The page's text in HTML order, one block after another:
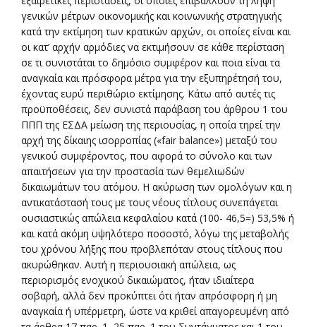
γενικών μέτρων οικονομικής και κοινωνικής στρατηγικής
κατά την εκτίμηση των κρατικών αρχών, οι οποίες είναι και
οι κατ’ αρχήν αρμόδιες να εκτιμήσουν σε κάθε περίσταση
σε τι συνιστάται το δημόσιο συμφέρον και ποια είναι τα
αναγκαία και πρόσφορα μέτρα για την εξυπηρέτησή του,
έχοντας ευρύ περιθώριο εκτίμησης. Κάτω από αυτές τις
προϋποθέσεις, δεν συνιστά παράβαση του άρθρου 1 του
ΠΠΠ της ΕΣΔΑ μείωση της περιουσίας, η οποία τηρεί την
αρχή της δίκαιης ισορροπίας («fair balance») μεταξύ του
γενικού συμφέροντος, που αφορά το σύνολο και των
απαιτήσεων για την προστασία των θεμελιωδών
δικαιωμάτων του ατόμου. Η ακύρωση των ομολόγων και η
αντικατάστασή τους με τους νέους τίτλους συνεπάγεται
ουσιαστικώς απώλεια κεφαλαίου κατά (100- 46,5=) 53,5% ή
και κατά ακόμη υψηλότερο ποσοστό, λόγω της μεταβολής
του χρόνου λήξης που προβλεπόταν στους τίτλους που
ακυρώθηκαν. Αυτή η περιουσιακή απώλεια, ως
περιορισμός ενοχικού δικαιώματος, ήταν ιδιαίτερα
σοβαρή, αλλά δεν προκύπτει ότι ήταν απρόσφορη ή μη
αναγκαία ή υπέρμετρη, ώστε να κριθεί απαγορευμένη από